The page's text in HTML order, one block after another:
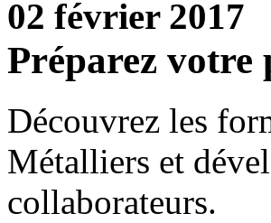
02 février 2017
Préparez
Découvrez les
Métalliers et
collaborateurs.